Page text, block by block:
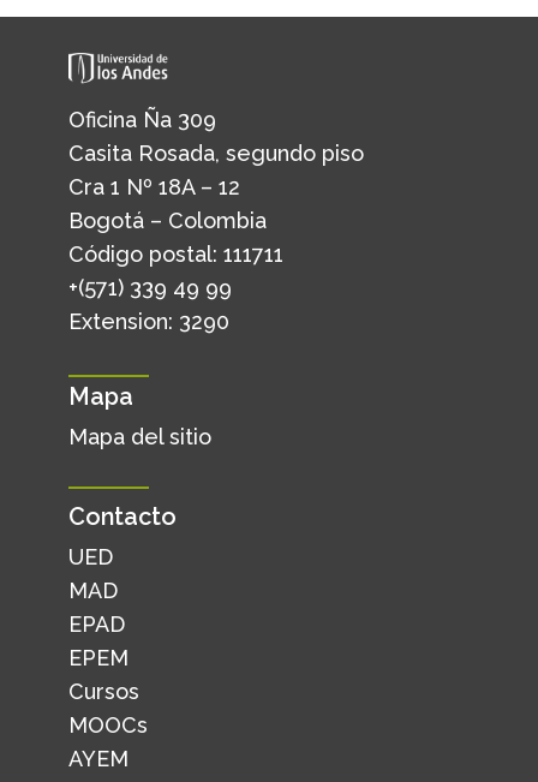
Oficina Ña 309
Casita Rosada, segundo piso
Cra 1 Nº 18A – 12
Bogotá – Colombia
Código postal: 111711
+(571) 339 49 99
Extension: 3290
Mapa
Mapa del sitio
Contacto
UED
MAD
EPAD
EPEM
Cursos
MOOCs
AYEM